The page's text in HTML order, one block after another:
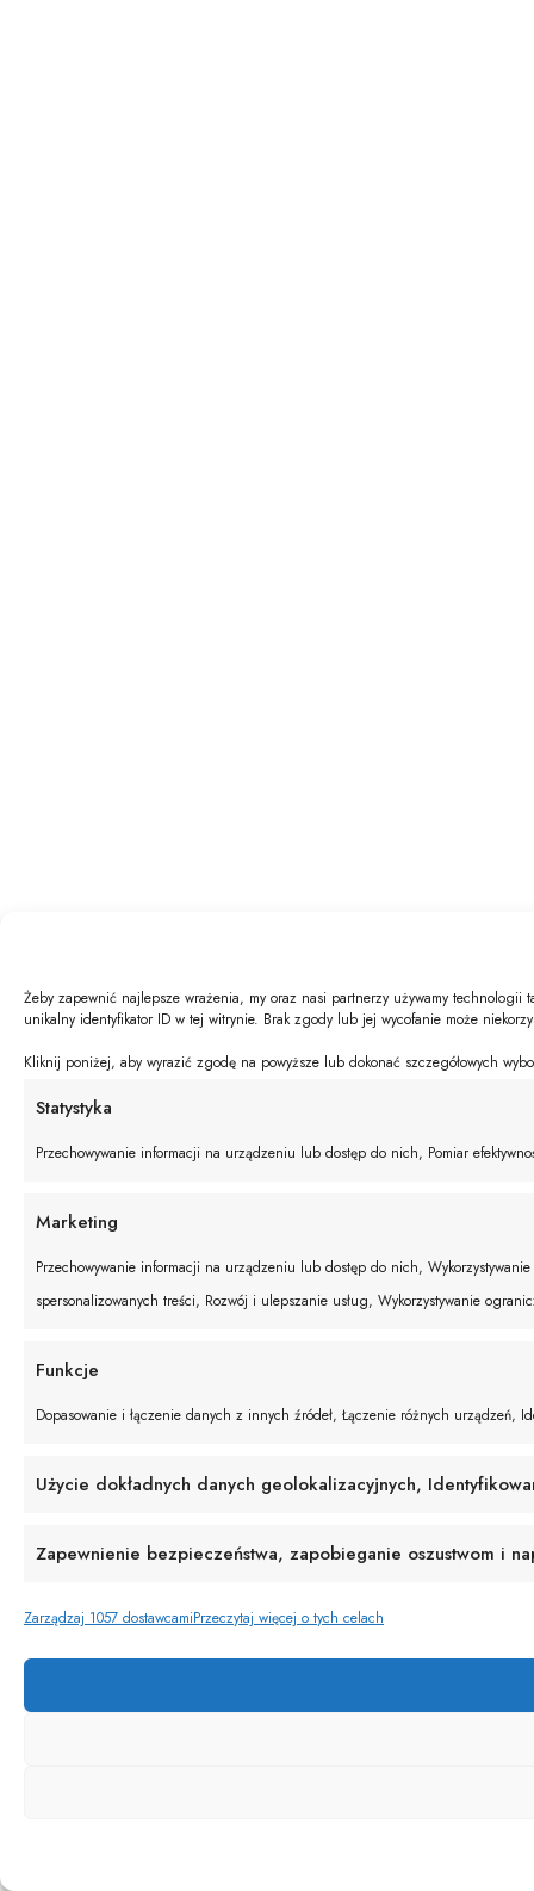
Żeby zapewnić najlepsze wrażenia, my oraz nasi partnerzy używamy
unikalny identyfikator ID w tej witrynie. Brak zgody lub jej wycofanie może
Kliknij poniżej, aby wyrazić zgodę na powyższe lub dokonać szczegółowych
Statystyka
Przechowywanie informacji na urządzeniu lub dostęp do nich, Pomiar
Marketing
Przechowywanie informacji na urządzeniu lub dostęp do nich,
spersonalizowanych treści, Rozwój i ulepszanie usług, Wykorzystywanie
Funkcje
Dopasowanie i łączenie danych z innych źródeł, Łączenie różnych urządzeń,
Użycie dokładnych danych geolokalizacyjnych,
Zapewnienie bezpieczeństwa, zapobieganie oszustwom i
Zarządzaj 1057 dostawcamiPrzeczytaj więcej o tych celach